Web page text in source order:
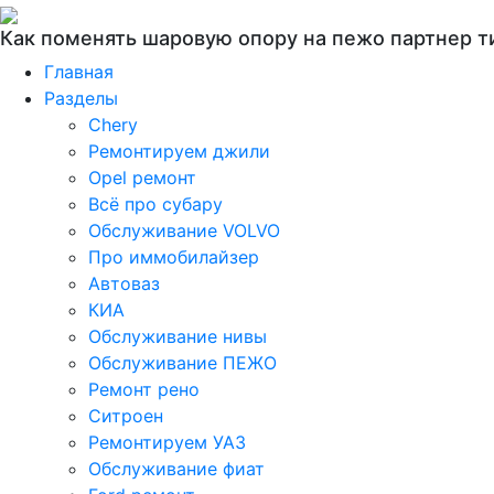
Как поменять шаровую опору на пежо партнер
Главная
Разделы
Chery
Ремонтируем джили
Opel ремонт
Всё про субару
Обслуживание VOLVO
Про иммобилайзер
Автоваз
КИА
Обслуживание нивы
Обслуживание ПЕЖО
Ремонт рено
Ситроен
Ремонтируем УАЗ
Обслуживание фиат